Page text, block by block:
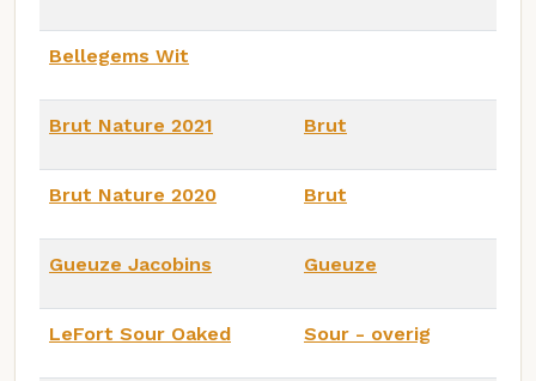
Bellegems Wit
Brut Nature 2021 Brut
Brut Nature 2020 Brut
Gueuze Jacobins Gueuze
LeFort Sour Oaked Sour - overig